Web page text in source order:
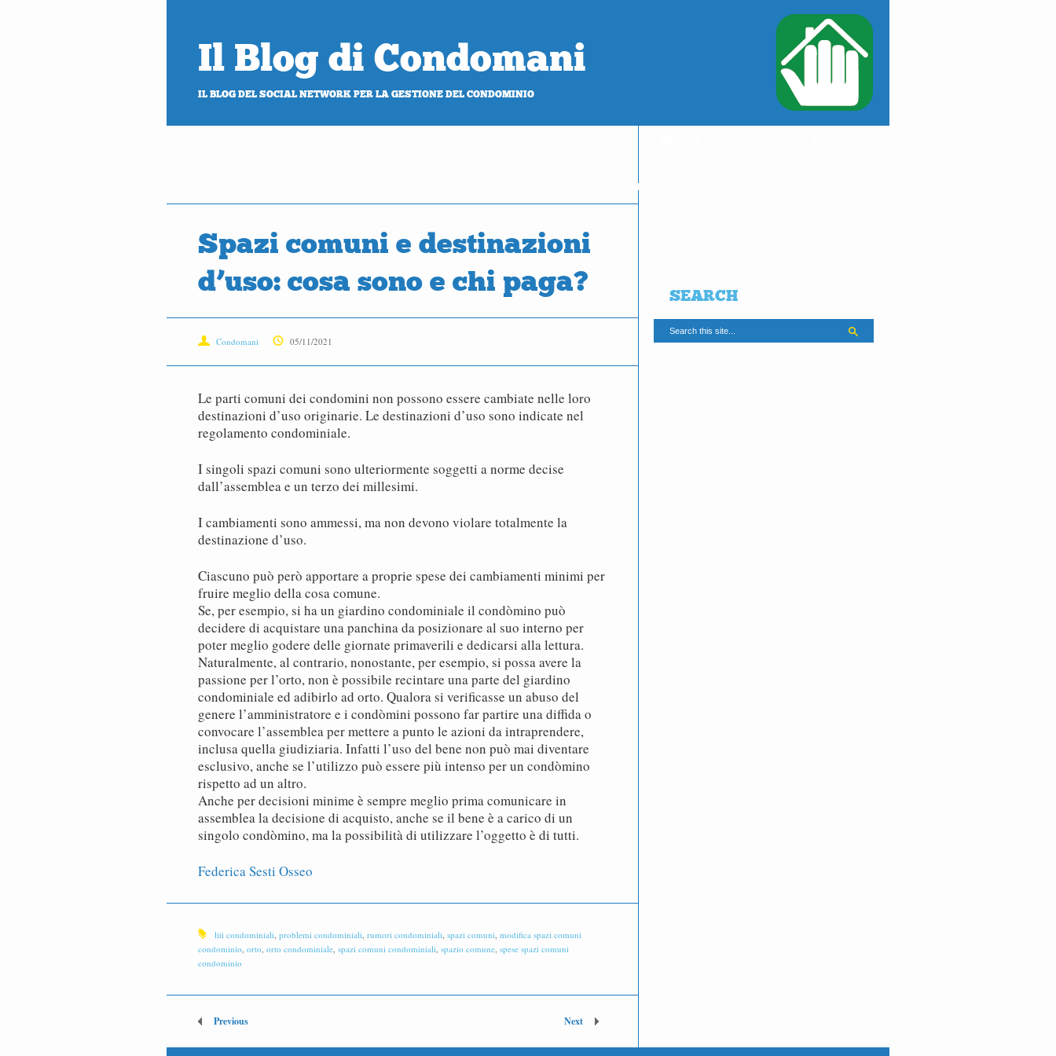
Il Blog di Condomani
IL BLOG DEL SOCIAL NETWORK PER LA GESTIONE DEL CONDOMINIO
Spazi comuni e destinazioni
d’uso: cosa sono e chi paga?
Condomani 05/11/2021
Le parti comuni dei condomini non possono essere cambiate nelle loro
destinazioni d’uso originarie. Le destinazioni d’uso sono indicate nel
regolamento condominiale.
I singoli spazi comuni sono ulteriormente soggetti a norme decise
dall’assemblea e un terzo dei millesimi.
I cambiamenti sono ammessi, ma non devono violare totalmente la
destinazione d’uso.
Ciascuno può però apportare a proprie spese dei cambiamenti minimi per
fruire meglio della cosa comune.
Se, per esempio, si ha un giardino condominiale il condòmino può
decidere di acquistare una panchina da posizionare al suo interno per
poter meglio godere delle giornate primaverili e dedicarsi alla lettura.
Naturalmente, al contrario, nonostante, per esempio, si possa avere la
passione per l’orto, non è possibile recintare una parte del giardino
condominiale ed adibirlo ad orto. Qualora si verificasse un abuso del
genere l’amministratore e i condòmini possono far partire una diffida o
convocare l’assemblea per mettere a punto le azioni da intraprendere,
inclusa quella giudiziaria. Infatti l’uso del bene non può mai diventare
esclusivo, anche se l’utilizzo può essere più intenso per un condòmino
rispetto ad un altro.
Anche per decisioni minime è sempre meglio prima comunicare in
assemblea la decisione di acquisto, anche se il bene è a carico di un
singolo condòmino, ma la possibilità di utilizzare l’oggetto è di tutti.
Federica Sesti Osseo
liti condominiali, problemi condominiali, rumori condominiali, spazi comuni, modifica spazi comuni
condominio, orto, orto condominiale, spazi comuni condominiali, spazio comune, spese spazi comuni
condominio
Previous Next
SEARCH